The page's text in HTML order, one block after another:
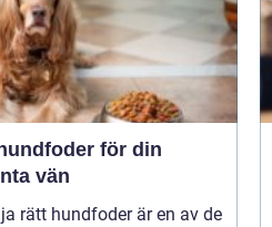
för din
vän
rätt hundfoder är en av de